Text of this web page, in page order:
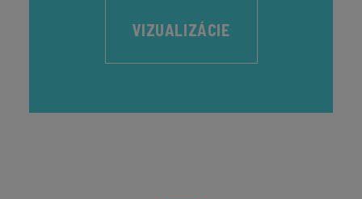
VIZUALIZÁCIE